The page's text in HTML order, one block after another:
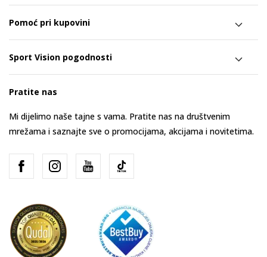
Pomoć pri kupovini
Sport Vision pogodnosti
Pratite nas
Mi dijelimo naše tajne s vama. Pratite nas na društvenim
mrežama i saznajte sve o promocijama, akcijama i novitetima.